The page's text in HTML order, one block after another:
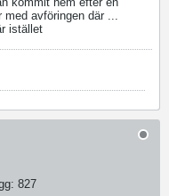
avföringen där ...
istället
827